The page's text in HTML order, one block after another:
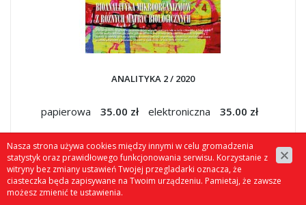
ANALITYKA 2 / 2020
papierowa 35.00 zł elektroniczna 35.00 zł
Nasza strona używa cookies między innymi w celu gromadzenia
statystyk oraz prawidłowego funkcjonowania serwisu. Korzystanie z
witryny bez zmiany ustawień Twojej przegladarki oznacza, że
ciasteczka będa zapisywane na Twoim urządzeniu. Pamietaj, że zawsze
możesz zmienić te ustawienia.